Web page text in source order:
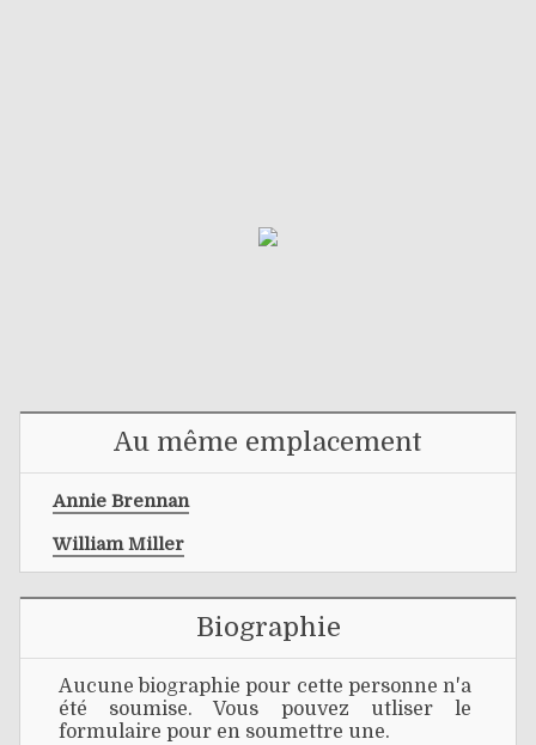
Au même emplacement
Annie Brennan
William Miller
Biographie
Aucune biographie pour cette personne n'a
été soumise. Vous pouvez utliser le
formulaire pour en soumettre une.